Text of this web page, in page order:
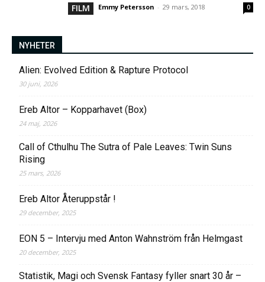
FILM Emmy Petersson - 29 mars, 2018 0
NYHETER
Alien: Evolved Edition & Rapture Protocol
30 juni, 2026
Ereb Altor – Kopparhavet (Box)
24 maj, 2026
Call of Cthulhu The Sutra of Pale Leaves: Twin Suns
Rising
25 mars, 2026
Ereb Altor Återuppstår !
29 december, 2025
EON 5 – Intervju med Anton Wahnström från Helmgast
20 december, 2025
Statistik, Magi och Svensk Fantasy fyller snart 30 år –